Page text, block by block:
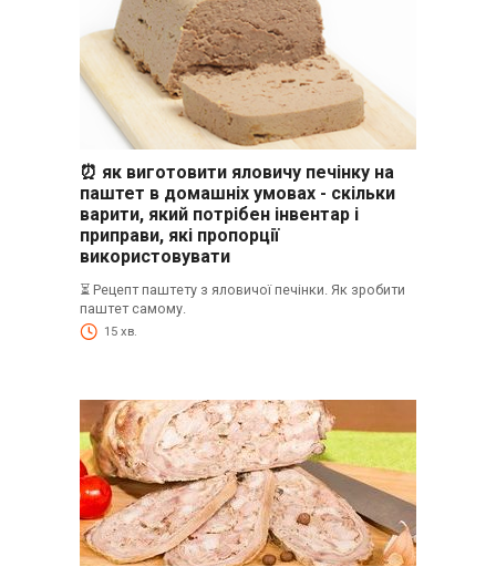
⏰ як виготовити яловичу печінку на
паштет в домашніх умовах - скільки
варити, який потрібен інвентар і
приправи, які пропорції
використовувати
⏳ Рецепт паштету з яловичої печінки. Як зробити
паштет самому.
15 хв.